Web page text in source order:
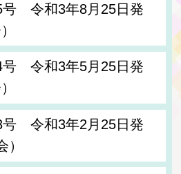
号 令和3年8月25日発
号 令和3年5月25日発
号 令和3年2月25日発